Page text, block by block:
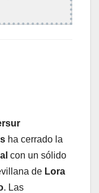
ha cerrado la
con un sólido
de Lora
. Las